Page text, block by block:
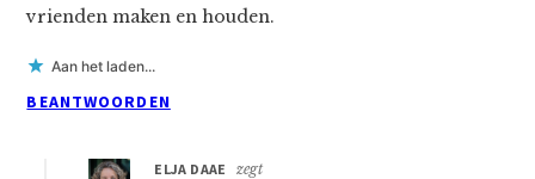
vrienden maken en houden.
Aan het laden...
BEANTWOORDEN
ELJA DAAE
zegt